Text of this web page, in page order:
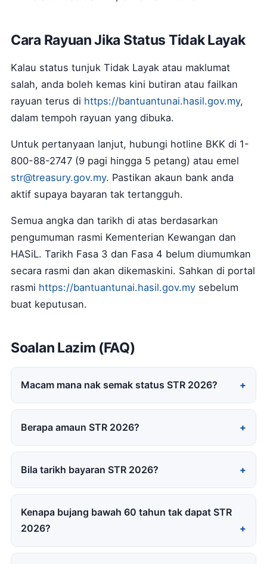
Cara Rayuan Jika Status Tidak Layak
Kalau status tunjuk Tidak Layak atau maklumat
salah, anda boleh kemas kini butiran atau failkan
rayuan terus di https://bantuantunai.hasil.gov.my,
dalam tempoh rayuan yang dibuka.
Untuk pertanyaan lanjut, hubungi hotline BKK di 1-
800-88-2747 (9 pagi hingga 5 petang) atau emel
str@treasury.gov.my. Pastikan akaun bank anda
aktif supaya bayaran tak tertangguh.
Semua angka dan tarikh di atas berdasarkan
pengumuman rasmi Kementerian Kewangan dan
HASiL. Tarikh Fasa 3 dan Fasa 4 belum diumumkan
secara rasmi dan akan dikemaskini. Sahkan di portal
rasmi https://bantuantunai.hasil.gov.my sebelum
buat keputusan.
Soalan Lazim (FAQ)
Macam mana nak semak status STR 2026?
Berapa amaun STR 2026?
Bila tarikh bayaran STR 2026?
Kenapa bujang bawah 60 tahun tak dapat STR
2026?